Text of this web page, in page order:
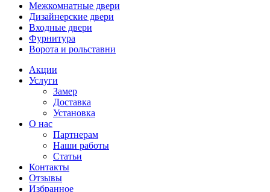
Межкомнатные двери
Дизайнерские двери
Входные двери
Фурнитура
Ворота и рольставни
Акции
Услуги
Замер
Доставка
Установка
О нас
Партнерам
Наши работы
Статьи
Контакты
Отзывы
Избранное